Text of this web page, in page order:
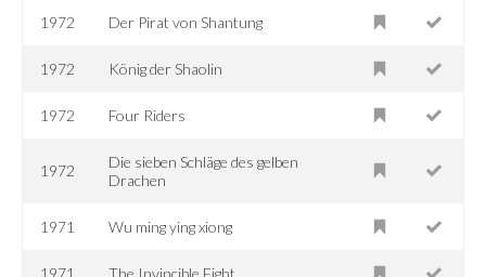
1972 Der Pirat von Shantung
1972 König der Shaolin
1972 Four Riders
1972
Die sieben Schläge des gelben
Drachen
1971 Wu ming ying xiong
1971 The Invincible Eight